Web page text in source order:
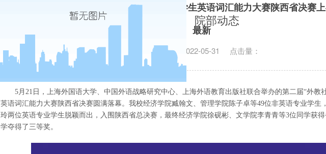
院部动态
我校学子在第二届“外教社·词达人杯”全国大学生英语词汇能力大赛陕西省决赛
最新
发布日期：2022-05-31 点击量：
5月21日 ， 上海外国语大学、中国外语战略研究中心、上海外语教育出版社联合举办的第二届“外教
英语词汇能力大赛陕西省决赛圆满落幕。我校经济学院臧翰文、管理学院陈子卓等49位非英语专业学生
玲两位英语专业学生脱颖而出，入围陕西省总决赛，最终经济学院徐砚彬、文学院李青青等3位同学获得
学夺得了三等奖。